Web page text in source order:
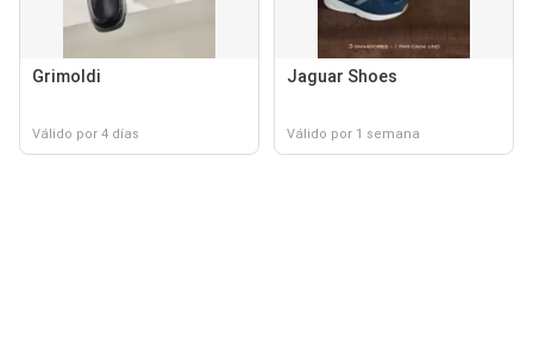
Grimoldi
Válido por 4 días
Jaguar Shoes
Válido por 1 semana